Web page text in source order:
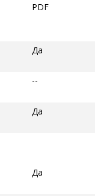
PDF
Да
--
Да
Да